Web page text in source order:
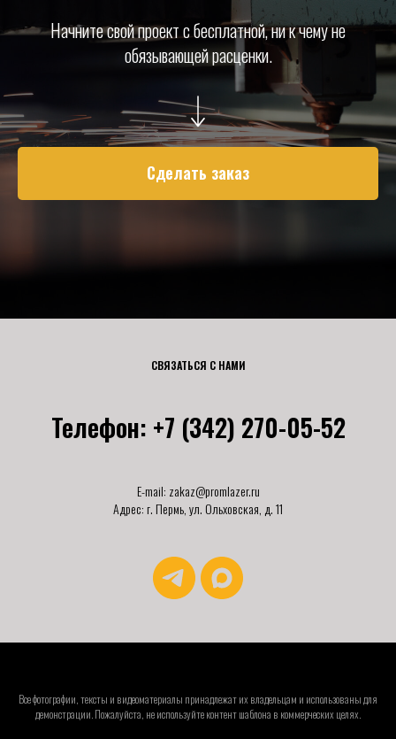
Начните свой проект с бесплатной, ни к чему не
обязывающей расценки.
Сделать заказ
СВЯЗАТЬСЯ С НАМИ
Телефон: +7 (342) 270-05-52
E-mail: zakaz@promlazer.ru
Адрес: г. Пермь, ул. Ольховская, д. 11
Все фотографии, тексты и видеоматериалы принадлежат их владельцам и использованы для
демонстрации. Пожалуйста, не используйте контент шаблона в коммерческих целях.